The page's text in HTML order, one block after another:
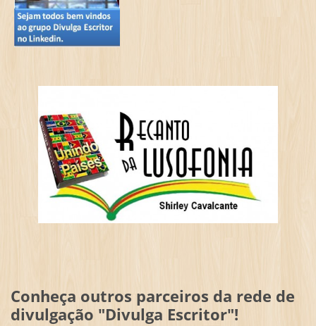
Conheça outros parceiros da rede de
divulgação "Divulga Escritor"!